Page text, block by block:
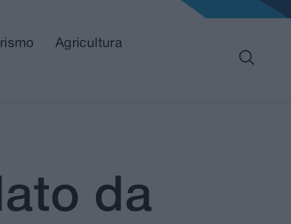
Agricultura
da